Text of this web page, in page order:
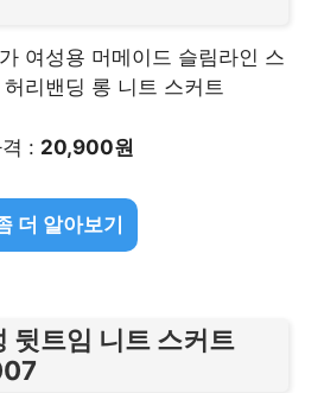
: 20,900원
더 알아보기
뒷트임 니트 스커트